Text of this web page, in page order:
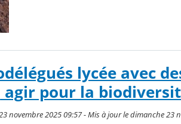
lycée avec
agir pour la
novembre 2025 09:57 - Mis à jour le dimanche 23